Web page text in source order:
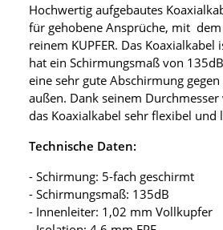
Hochwertig aufgebautes
für gehobene Ansprüche, mit
reinem KUPFER. Das
hat ein Schirmungsmaß von
eine sehr gute Abschirmung
außen. Dank seinem
das Koaxialkabel sehr flexibel und
Technische Daten:
- Schirmung: 5-fach geschirmt
- Schirmungsmaß: 135dB
- Innenleiter: 1,02 mm Vollkupfer